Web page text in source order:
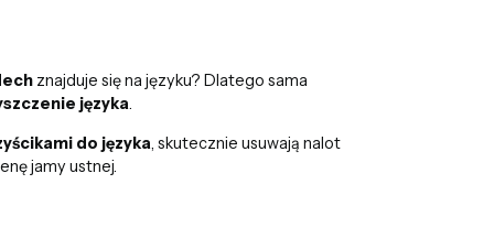
znajduje się na języku? Dlatego sama
języka.
do języka, skutecznie usuwają nalot
jamy ustnej.